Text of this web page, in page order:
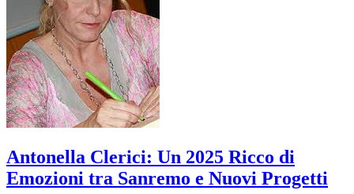
Antonella Clerici: Un 2025 Ricco di
Emozioni tra Sanremo e Nuovi Progetti